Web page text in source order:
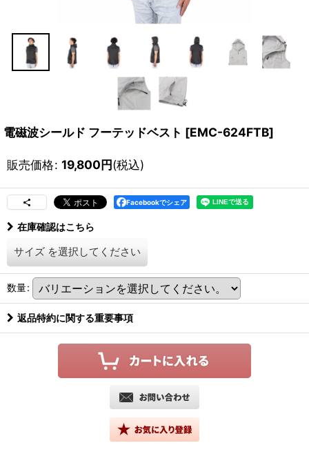
電磁波シールド フーテッドベスト [EMC-624FTB]
販売価格: 19,800円(税込)
Facebookでシェア
在庫確認はこちら
サイズ を選択してください
数量:
返品特約に関する重要事項